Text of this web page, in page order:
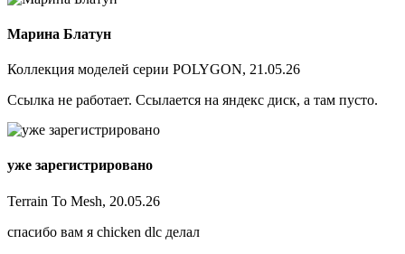
Марина Блатун
Коллекция моделей серии POLYGON, 21.05.26
Ссылка не работает. Ссылается на яндекс диск, а там пусто.
уже зарегистрировано
Terrain To Mesh, 20.05.26
спасибо вам я chicken dlc делал